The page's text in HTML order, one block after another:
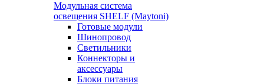
Модульная система
освещения SHELF (Maytoni)
Готовые модули
Шинопровод
Светильники
Коннекторы и
аксессуары
Блоки питания